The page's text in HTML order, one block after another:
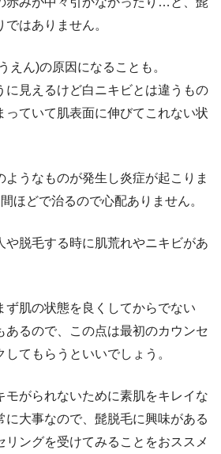
はありません。
えん)の原因になることも。
に見えるけど白ニキビとは違うもの
っていて肌表面に伸びてこれない状
ようなものが発生し炎症が起こりま
ほどで治るので心配ありません。
や脱毛する時に肌荒れやニキビがあ
ず肌の状態を良くしてからでない
るので、この点は最初のカウンセ
てもらうといいでしょう。
モがられないために素肌をキレイな
に大事なので、髭脱毛に興味がある
リングを受けてみることをおススメ